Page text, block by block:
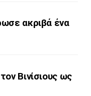
ακριβά ένα
Βινίσιους ως